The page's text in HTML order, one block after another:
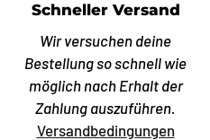
Schneller Versand
Wir versuchen deine
Bestellung so schnell wie
möglich nach Erhalt der
Zahlung auszuführen.
Versandbedingungen